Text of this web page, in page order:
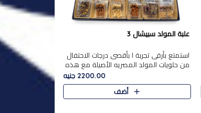
علبة المولد سبيشال 3
استمتع بأرقى تجربة ا بأقصى درجات الاحتفال
من حلويات المولد المصريه الأصيلة مع هذه
الفخامة مع علبة سبيشال 3 التي تضم 56
قطعة من تشكيلة استثن..
2200.00 جنيه
أضف